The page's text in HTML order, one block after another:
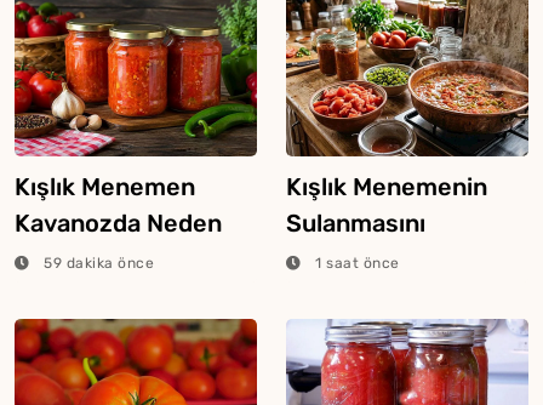
Kışlık Menemen
Kavanozda Neden
Bozulur?
59 dakika önce
Kışlık Menemenin
Sulanmasını
Engelleyecek 5 Şey
1 saat önce